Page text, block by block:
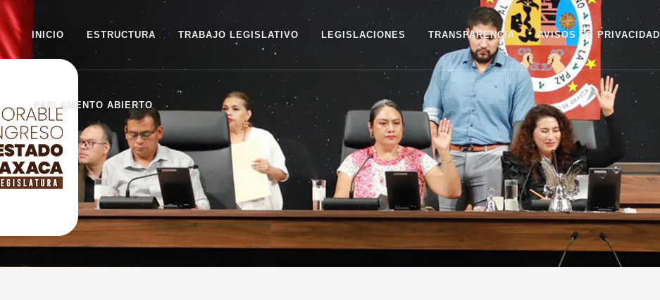
INICIO ESTRUCTURA TRABAJO LEGISLATIVO LEGISLACIONES TRANSPARENCIA AVISOS DE PRIVACIDAD
PARLAMENTO ABIERTO